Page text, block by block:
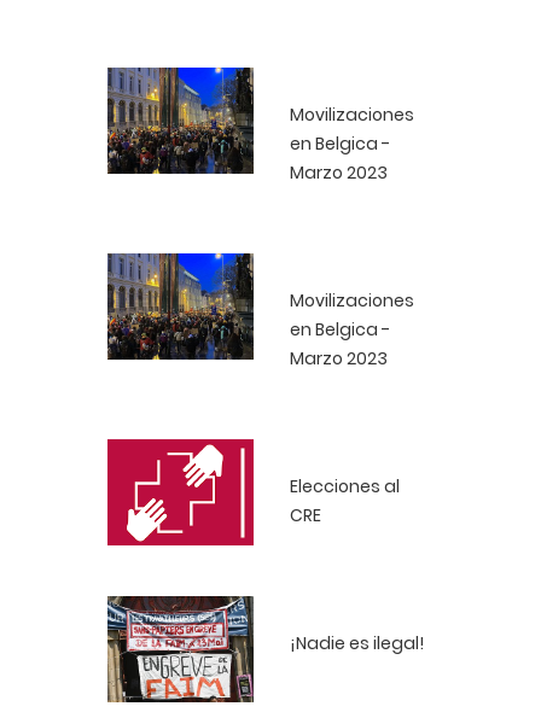
Movilizaciones
en Belgica -
Marzo 2023
Movilizaciones
en Belgica -
Marzo 2023
Elecciones al
CRE
¡Nadie es ilegal!